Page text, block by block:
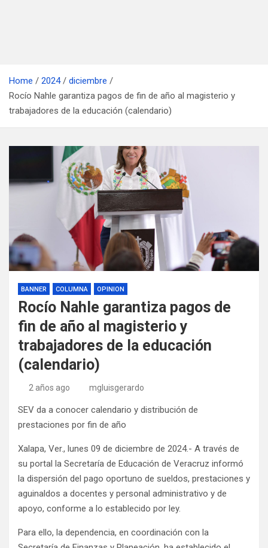
Home 2024
diciembre
Rocío Nahle garantiza pagos de fin de año al magisterio y
trabajadores de la educación (calendario)
BANNER COLUMNA OPINION
Rocío Nahle garantiza pagos de
fin de año al magisterio y
trabajadores de la educación
(calendario)
2 años ago mgluisgerardo
SEV da a conocer calendario y distribución de
prestaciones por fin de año
Xalapa, Ver., lunes 09 de diciembre de 2024.- A través de
su portal la Secretaría de Educación de Veracruz informó
la dispersión del pago oportuno de sueldos, prestaciones y
aguinaldos a docentes y personal administrativo y de
apoyo, conforme a lo establecido por ley.
Para ello, la dependencia, en coordinación con la